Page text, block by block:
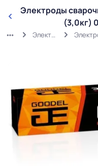
Электроды
(3,0кг)
Электроды